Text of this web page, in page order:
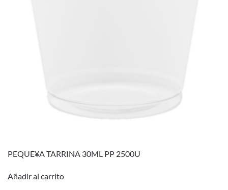
PEQUE¥A TARRINA 30ML PP 2500U
Añadir al carrito